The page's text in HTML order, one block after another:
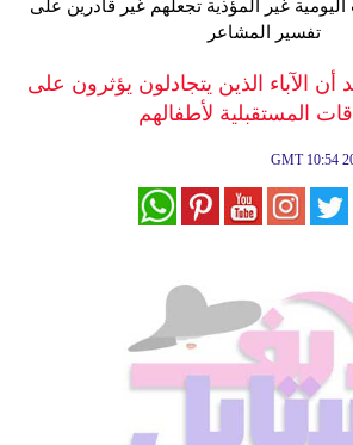
سياحة
غير المؤذية تجعلهم غير قادرين على
تفسير المشاعر
الآباء الذين يتجادلون يؤثرون على
المستقبلية لأطفالهم
GMT